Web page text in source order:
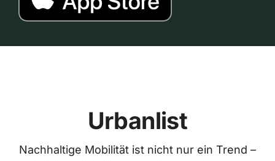
Urbanlist
Nachhaltige Mobilität ist nicht nur ein Trend –